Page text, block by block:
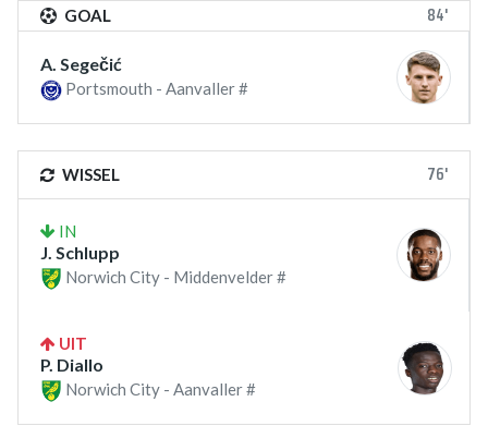
GOAL 84'
A. Segečić
Portsmouth - Aanvaller #
WISSEL 76'
IN
J. Schlupp
Norwich City - Middenvelder #
UIT
P. Diallo
Norwich City - Aanvaller #